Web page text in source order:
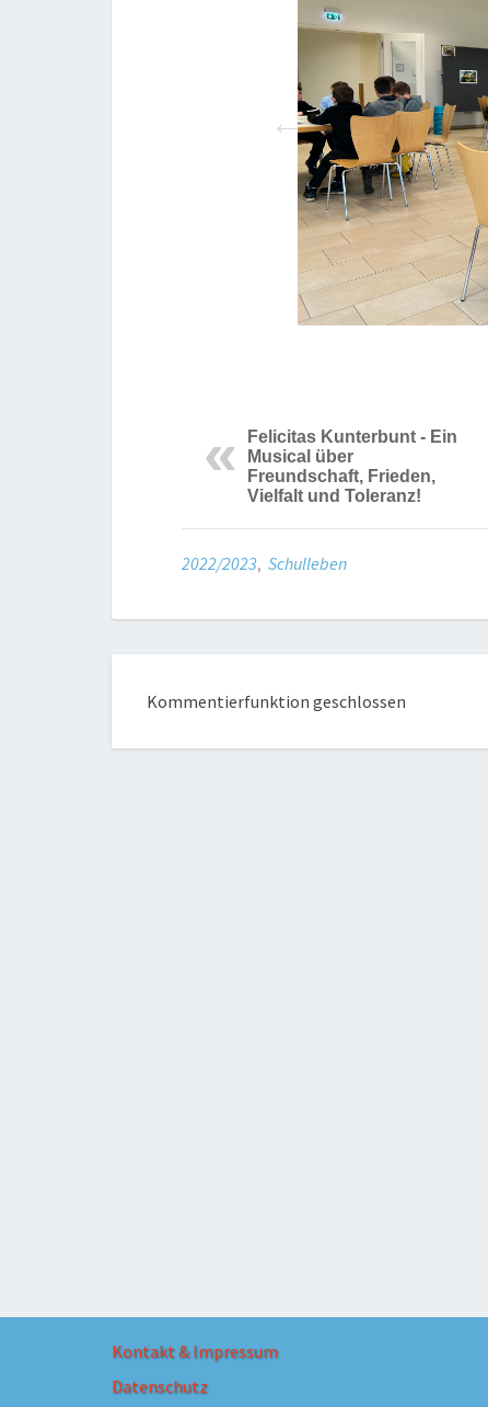
Felicitas Kunterbunt - Ein
Musical über
Freundschaft, Frieden,
Vielfalt und Toleranz!
2022/2023, Schulleben
Kommentierfunktion geschlossen
Kontakt & Impressum
Datenschutz